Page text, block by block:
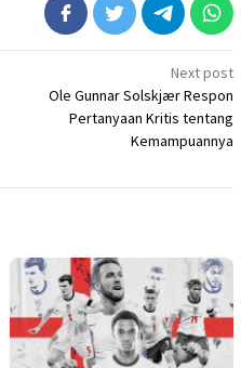
Next post
Ole Gunnar Solskjær Respon
Pertanyaan Kritis tentang
Kemampuannya